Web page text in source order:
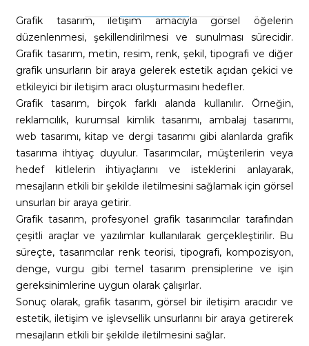
Grafik tasarım, iletişim amacıyla görsel öğelerin
düzenlenmesi, şekillendirilmesi ve sunulması sürecidir.
Grafik tasarım, metin, resim, renk, şekil, tipografi ve diğer
grafik unsurların bir araya gelerek estetik açıdan çekici ve
etkileyici bir iletişim aracı oluşturmasını hedefler.
Grafik tasarım, birçok farklı alanda kullanılır. Örneğin,
reklamcılık, kurumsal kimlik tasarımı, ambalaj tasarımı,
web tasarımı, kitap ve dergi tasarımı gibi alanlarda grafik
tasarıma ihtiyaç duyulur. Tasarımcılar, müşterilerin veya
hedef kitlelerin ihtiyaçlarını ve isteklerini anlayarak,
mesajların etkili bir şekilde iletilmesini sağlamak için görsel
unsurları bir araya getirir.
Grafik tasarım, profesyonel grafik tasarımcılar tarafından
çeşitli araçlar ve yazılımlar kullanılarak gerçekleştirilir. Bu
süreçte, tasarımcılar renk teorisi, tipografi, kompozisyon,
denge, vurgu gibi temel tasarım prensiplerine ve işin
gereksinimlerine uygun olarak çalışırlar.
Sonuç olarak, grafik tasarım, görsel bir iletişim aracıdır ve
estetik, iletişim ve işlevsellik unsurlarını bir araya getirerek
mesajların etkili bir şekilde iletilmesini sağlar.
0